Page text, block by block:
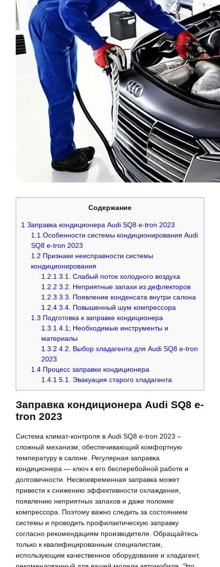
Содержание
1 Заправка кондиционера Audi SQ8 e-tron 2023
1.1 Особенности системы кондиционирования Audi
SQ8 e-tron 2023
1.2 Признаки неисправности системы
кондиционирования
1.2.1 3.1. Слабый поток холодного воздуха
1.2.2 3.2. Неприятные запахи из дефлекторов
1.2.3 3.3. Появление конденсата внутри салона
1.2.43.4. Повышенный шум компрессора
1.3 Подготовка к заправке кондиционера
1.3.1 4.1; Необходимые инструменты и
материалы
1.3.2 4.2. Выбор хладагента для Audi SQ8 e-tron
2023
1.4 Процесс заправки кондиционера
1.4.1 5.1. Эвакуация старого хладагента
Заправка кондиционера Audi SQ8 e-
tron 2023
Система климат-контроля в Audi SQ8 e-tron 2023 –
сложный механизм, обеспечивающий комфортную
температуру в салоне. Регулярная заправка
кондиционера — ключ к его бесперебойной работе и
долговечности. Несвоевременная заправка может
привести к снижению эффективности охлаждения,
появлению неприятных запахов и даже поломке
компрессора. Поэтому важно следить за состоянием
системы и проводить профилактическую заправку
согласно рекомендациям производителя. Обращайтесь
только к квалифицированным специалистам,
использующим качественное оборудование и хладагент,